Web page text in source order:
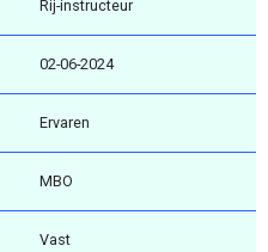
Rij-instructeur
02-06-2024
Ervaren
MBO
Vast